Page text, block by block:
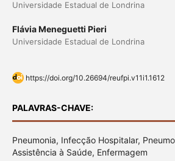
Universidade Estadual de Londrina
Flávia Meneguetti Pieri
Universidade Estadual de Londrina
https://doi.org/10.26694/reufpi.v11i1.1612
PALAVRAS-CHAVE:
Pneumonia, Infecção Hospitalar,
Assistência à Saúde, Enfermagem